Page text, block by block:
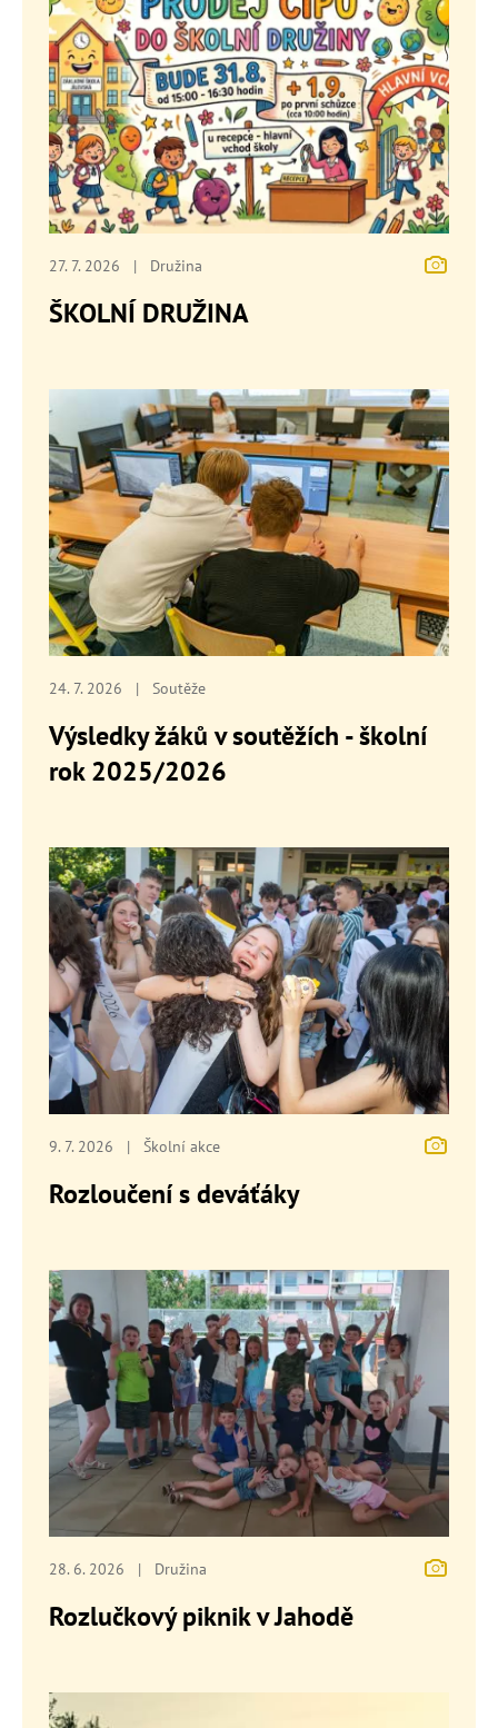
27. 7. 2026 | Družina
ŠKOLNÍ DRUŽINA
24. 7. 2026 | Soutěže
Výsledky žáků v soutěžích - školní
rok 2025/2026
9. 7. 2026 | Školní akce
Rozloučení s deváťáky
28. 6. 2026 | Družina
Rozlučkový piknik v Jahodě